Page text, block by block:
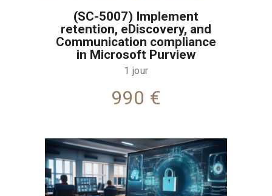
(SC-5007) Implement
retention, eDiscovery, and
Communication compliance
in Microsoft Purview
1 jour
990 €